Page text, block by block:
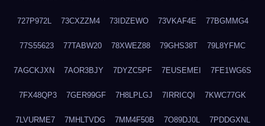
727P972L 73CXZZM4 73IDZEWO 73VKAF4E 77BGMMG4
77S55623 77TABW20 78XWEZ88 79GHS38T 79L8YFMC
7AGCKJXN 7AOR3BJY 7DYZC5PF 7EUSEMEI 7FE1WG6S
7FX48QP3 7GER99GF 7H8LPLGJ 7IRRICQI 7KWC77GK
7LVURME7 7MHLTVDG 7MM4F50B 7O89DJ0L 7PDDGXNL